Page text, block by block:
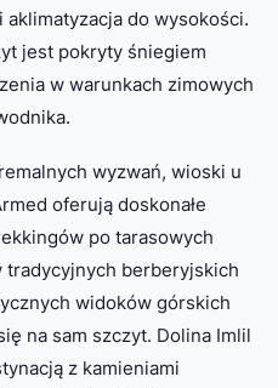
do wysokości.
jest pokryty śniegiem
w warunkach zimowych
wyzwań, wioski u
oferują doskonałe
po tarasowych
berberyjskich
widoków górskich
na sam szczyt. Dolina Imlil
z kamieniami